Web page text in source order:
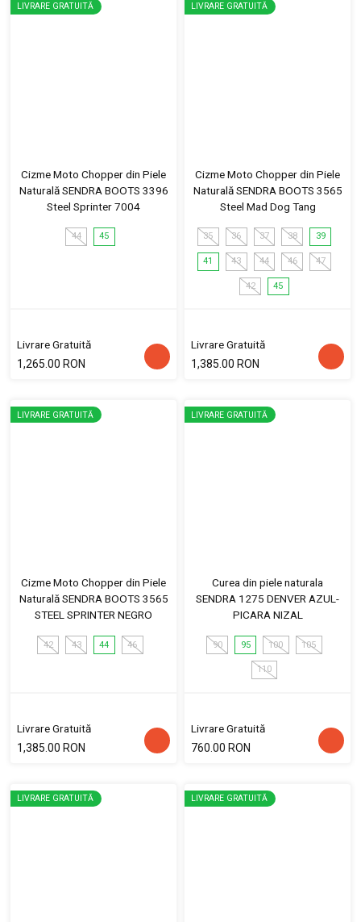
LIVRARE GRATUITĂ
Cizme Moto Chopper din Piele
Naturală SENDRA BOOTS 3396
Steel Sprinter 7004
44 45
Livrare Gratuită
1,265.00 RON
LIVRARE GRATUITĂ
Cizme Moto Chopper din Piele
Naturală SENDRA BOOTS 3565
Steel Mad Dog Tang
35 36 37 38 39
41 43 44 46 47
42 45
Livrare Gratuită
1,385.00 RON
LIVRARE GRATUITĂ
Cizme Moto Chopper din Piele
Naturală SENDRA BOOTS 3565
STEEL SPRINTER NEGRO
42 43 44 46
Livrare Gratuită
1,385.00 RON
LIVRARE GRATUITĂ
Curea din piele naturala
SENDRA 1275 DENVER AZUL-
PICARA NIZAL
90 95 100 105
110
Livrare Gratuită
760.00 RON
LIVRARE GRATUITĂ LIVRARE GRATUITĂ